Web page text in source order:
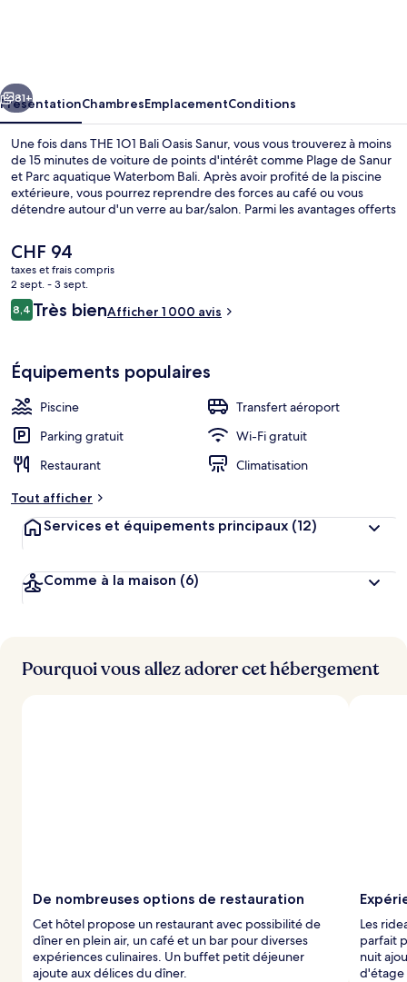
Sanur
Suivant
81+
PrésentationChambresEmplacementConditions
Une fois dans THE 1O1 Bali Oasis Sanur, vous vous trouverez à moins
de 15 minutes de voiture de points d'intérêt comme Plage de Sanur
et Parc aquatique Waterbom Bali. Après avoir profité de la piscine
extérieure, vous pourrez reprendre des forces au café ou vous
détendre autour d'un verre au bar/salon. Parmi les avantages offerts
enfants et une navette gratuite vers la plage. Les autres voyageurs
ne tarissent pas d'éloges en ce qui concerne le personnel
attentionné et l'emplacement.
Le
prix
actuel
est
de
CHF 94
taxes et frais compris
2 sept. - 3 sept.
Avis
voyageurs
8,48,4 sur 10
Très bienAfficher 1 000 avis
Équipements populaires
Piscine
Transfert aéroport
Parking gratuit
Wi-Fi gratuit
Restaurant
Climatisation
Tout afficher
Services et équipements principaux (12)
Comme à la maison (6)
Pourquoi vous allez adorer cet hébergement
De nombreuses options de restauration
Cet hôtel propose un restaurant avec possibilité de
dîner en plein air, un café et un bar pour diverses
expériences culinaires. Un buffet petit déjeuner
ajoute aux délices du dîner.
Les
parfait
nuit
d'étage